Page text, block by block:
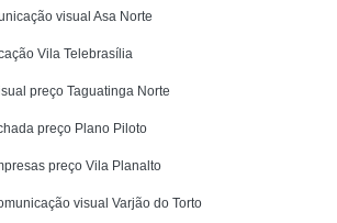
visual Asa Norte
Vila Telebrasília
preço Taguatinga Norte
preço Plano Piloto
preço Vila Planalto
visual Varjão do Torto